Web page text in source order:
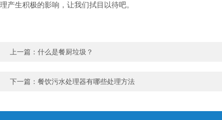
理产生积极的影响，让我们拭目以待吧。
上一篇： 什么是餐厨垃圾？
下一篇： 餐饮污水处理器有哪些处理方法